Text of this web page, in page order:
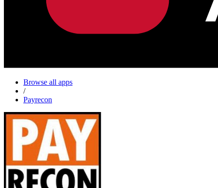
Browse all apps
/
Payrecon